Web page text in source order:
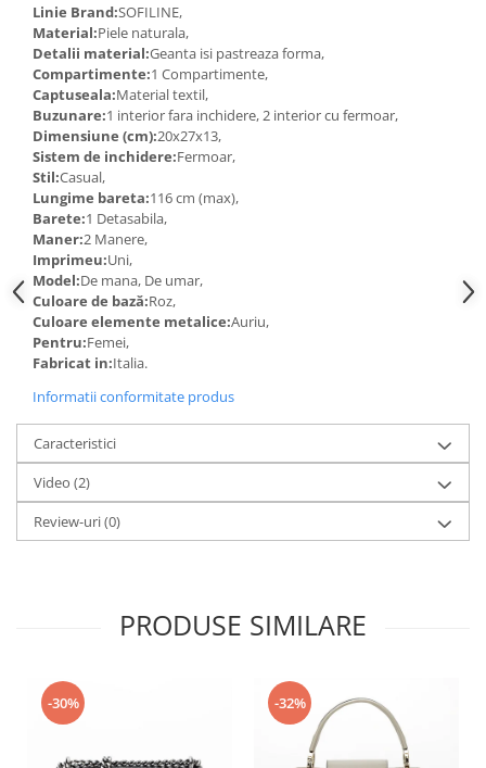
Linie Brand:SOFILINE,
Material:Piele naturala,
Detalii material:Geanta isi pastreaza forma,
Compartimente:1 Compartimente,
Captuseala:Material textil,
Buzunare:1 interior fara inchidere, 2 interior cu fermoar,
Dimensiune (cm):20x27x13,
Sistem de inchidere:Fermoar,
Stil:Casual,
Lungime bareta:116 cm (max),
Barete:1 Detasabila,
Maner:2 Manere,
Imprimeu:Uni,
Model:De mana, De umar,
Culoare de bază:Roz,
Culoare elemente metalice:Auriu,
Pentru:Femei,
Fabricat in:Italia.
Informatii conformitate produs
Caracteristici
Video (2)
Review-uri(0)
PRODUSE SIMILARE
-30% -32%